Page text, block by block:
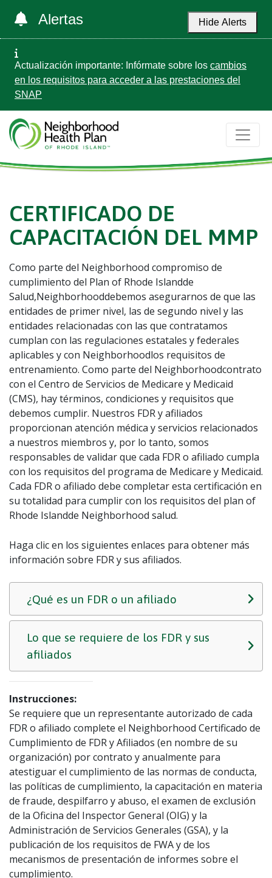
Alertas Hide Alerts
Actualización importante: Infórmate sobre los cambios
en los requisitos para acceder a las prestaciones del
SNAP
CERTIFICADO DE
CAPACITACIÓN DEL MMP
Como parte del Neighborhood compromiso de
cumplimiento del Plan of Rhode Islandde
Salud,Neighborhooddebemos asegurarnos de que las
entidades de primer nivel, las de segundo nivel y las
entidades relacionadas con las que contratamos
cumplan con las regulaciones estatales y federales
aplicables y con Neighborhoodlos requisitos de
entrenamiento. Como parte del Neighborhoodcontrato
con el Centro de Servicios de Medicare y Medicaid
(CMS), hay términos, condiciones y requisitos que
debemos cumplir. Nuestros FDR y afiliados
proporcionan atención médica y servicios relacionados
a nuestros miembros y, por lo tanto, somos
responsables de validar que cada FDR o afiliado cumpla
con los requisitos del programa de Medicare y Medicaid.
Cada FDR o afiliado debe completar esta certificación en
su totalidad para cumplir con los requisitos del plan of
Rhode Islandde Neighborhood salud.
Haga clic en los siguientes enlaces para obtener más
información sobre FDR y sus afiliados.
¿Qué es un FDR o un afiliado
Lo que se requiere de los FDR y sus
afiliados
Instrucciones:
Se requiere que un representante autorizado de cada
FDR o afiliado complete el Neighborhood Certificado de
Cumplimiento de FDR y Afiliados (en nombre de su
organización) por contrato y anualmente para
atestiguar el cumplimiento de las normas de conducta,
las políticas de cumplimiento, la capacitación en materia
de fraude, despilfarro y abuso, el examen de exclusión
de la Oficina del Inspector General (OIG) y la
Administración de Servicios Generales (GSA), y la
publicación de los requisitos de FWA y de los
mecanismos de presentación de informes sobre el
cumplimiento.